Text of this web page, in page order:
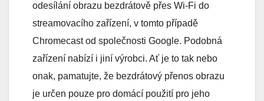
odesílání obrazu bezdrátově přes Wi-Fi do
streamovacího zařízení, v tomto případě
Chromecast od společnosti Google. Podobná
zařízení nabízí i jiní výrobci. Ať je to tak nebo
onak, pamatujte, že bezdrátový přenos obrazu
je určen pouze pro domácí použití pro jeho